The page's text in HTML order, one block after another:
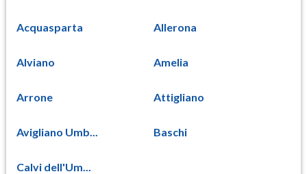
Acquasparta Allerona
Alviano Amelia
Arrone Attigliano
Avigliano Umb... Baschi
Calvi dell'Um...